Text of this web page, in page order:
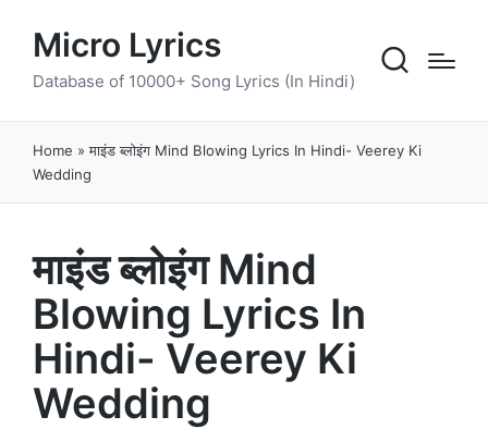
Micro Lyrics
Database of 10000+ Song Lyrics (In Hindi)
Home »माइंड ब्लोइंग Mind Blowing Lyrics In Hindi- Veerey Ki
Wedding
माइंड ब्लोइंग Mind
Blowing Lyrics In
Hindi- Veerey Ki
Wedding